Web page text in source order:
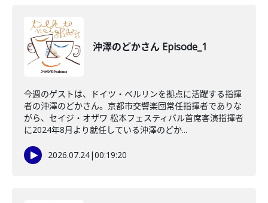
沖澤のどかさん Episode_1
今週のゲストは、ドイツ・ベルリンを拠点に活躍する指揮
者の沖澤のどかさん。京都市交響楽団常任指揮者でありな
がら、セイジ・オザワ 松本フェスティバル首席客演指揮者
に2024年8月より就任している沖澤のどか...
2026.07.24|00:19:20